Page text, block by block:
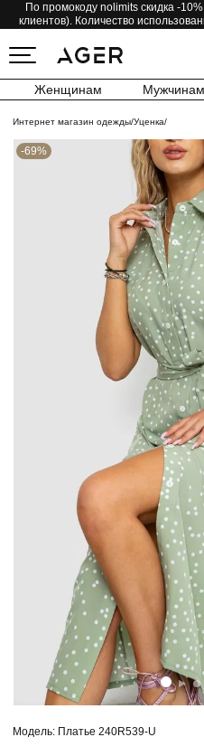
По промокоду nolimits скидка -
клиентов). Количество
Женщинам Мужчинам
Интернет магазин одежды/Уценка/
-69%
Модель: Платье 240R539-U